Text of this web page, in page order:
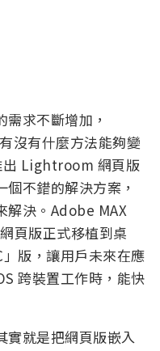
求不斷增加，
沒有什麼方法能夠變
出 Lightroom 網頁版
不錯的解決方案，
解決。Adobe MAX
頁版正式移植到桌
版，讓用戶未來在應
跨裝置工作時，能快
實就是把網頁版嵌入